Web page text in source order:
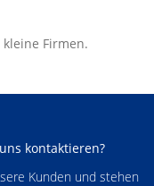
Firmen.
kontaktieren?
Kunden und stehen